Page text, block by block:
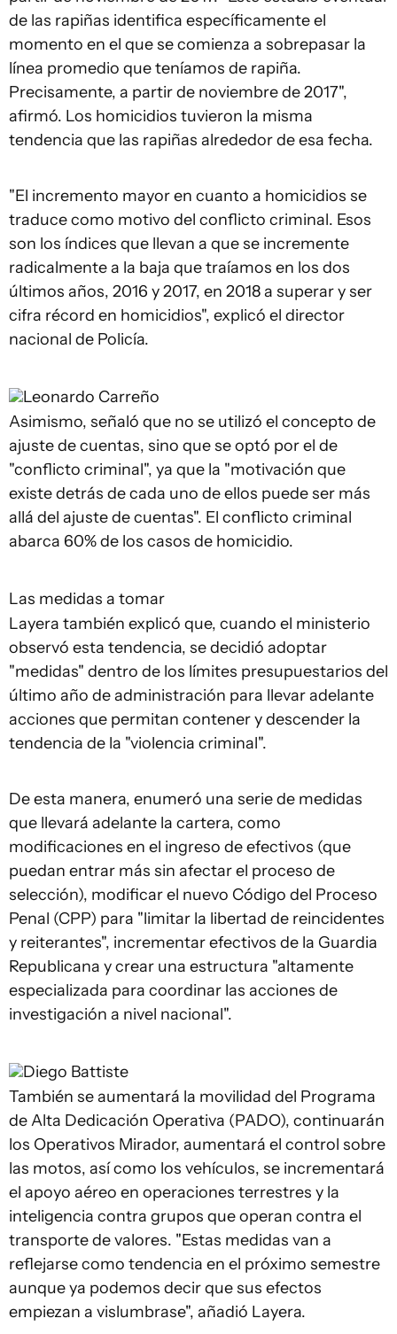
de las rapiñas identifica específicamente el
momento en el que se comienza a sobrepasar la
línea promedio que teníamos de rapiña.
Precisamente, a partir de noviembre de 2017",
afirmó. Los homicidios tuvieron la misma
tendencia que las rapiñas alrededor de esa fecha.
"El incremento mayor en cuanto a homicidios se
traduce como motivo del conflicto criminal. Esos
son los índices que llevan a que se incremente
radicalmente a la baja que traíamos en los dos
últimos años, 2016 y 2017, en 2018 a superar y ser
cifra récord en homicidios", explicó el director
nacional de Policía.
Leonardo Carreño
Asimismo, señaló que no se utilizó el concepto de
ajuste de cuentas, sino que se optó por el de
"conflicto criminal", ya que la "motivación que
existe detrás de cada uno de ellos puede ser más
allá del ajuste de cuentas". El conflicto criminal
abarca 60% de los casos de homicidio.
Las medidas a tomar
Layera también explicó que, cuando el ministerio
observó esta tendencia, se decidió adoptar
"medidas" dentro de los límites presupuestarios del
último año de administración para llevar adelante
acciones que permitan contener y descender la
tendencia de la "violencia criminal".
De esta manera, enumeró una serie de medidas
que llevará adelante la cartera, como
modificaciones en el ingreso de efectivos (que
puedan entrar más sin afectar el proceso de
selección), modificar el nuevo Código del Proceso
Penal (CPP) para "limitar la libertad de reincidentes
y reiterantes", incrementar efectivos de la Guardia
Republicana y crear una estructura "altamente
especializada para coordinar las acciones de
investigación a nivel nacional".
Diego Battiste
También se aumentará la movilidad del Programa
de Alta Dedicación Operativa (PADO), continuarán
los Operativos Mirador, aumentará el control sobre
las motos, así como los vehículos, se incrementará
el apoyo aéreo en operaciones terrestres y la
inteligencia contra grupos que operan contra el
transporte de valores. "Estas medidas van a
reflejarse como tendencia en el próximo semestre
aunque ya podemos decir que sus efectos
empiezan a vislumbrase", añadió Layera.